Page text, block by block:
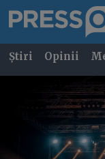
Știri Opinii